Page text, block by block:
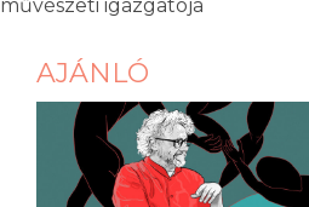
művészeti igazgatója
AJÁNLÓ